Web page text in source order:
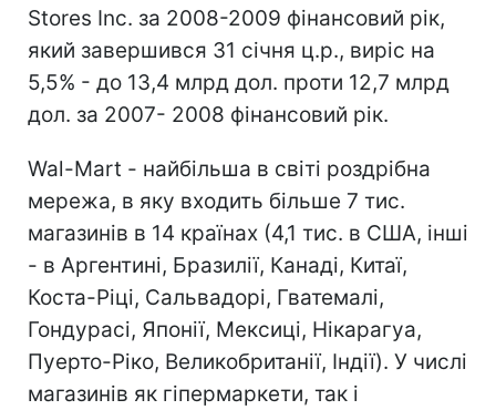
Stores Inc. за 2008-2009 фінансовий рік,
який завершився 31 січня ц.р., виріс на
5,5% - до 13,4 млрд дол. проти 12,7 млрд
дол. за 2007- 2008 фінансовий рік.
Wal-Mart - найбільша в світі роздрібна
мережа, в яку входить більше 7 тис.
магазинів в 14 країнах (4,1 тис. в США, інші
- в Аргентині, Бразилії, Канаді, Китаї,
Коста-Ріці, Сальвадорі, Гватемалі,
Гондурасі, Японії, Мексиці, Нікарагуа,
Пуерто-Ріко, Великобританії, Індії). У числі
магазинів як гіпермаркети, так і